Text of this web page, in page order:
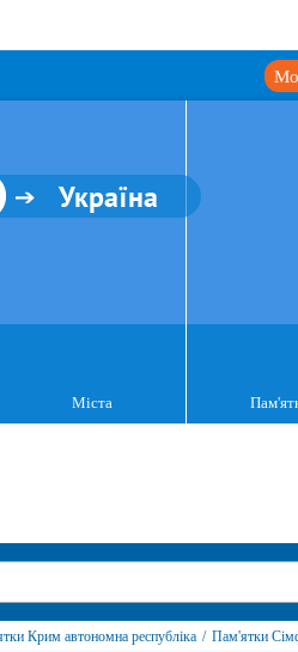
Україна
Міста
Крим автономна республіка / Пам'ятки